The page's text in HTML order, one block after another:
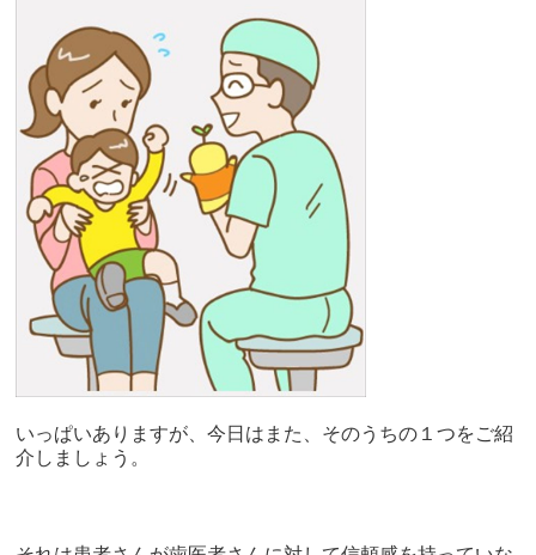
いっぱいありますが、今日はまた、そのうちの１つをご紹
介しましょう。